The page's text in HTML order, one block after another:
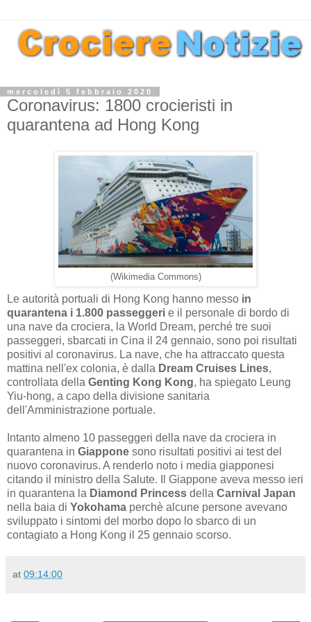
mercoledì 5 febbraio 2020
Coronavirus: 1800 crocieristi in
quarantena ad Hong Kong
(Wikimedia Commons)
Le autorità portuali di Hong Kong hanno messo in
quarantena i 1.800 passeggeri e il personale di bordo di
una nave da crociera, la World Dream, perché tre suoi
passeggeri, sbarcati in Cina il 24 gennaio, sono poi risultati
positivi al coronavirus. La nave, che ha attraccato questa
mattina nell'ex colonia, è dalla Dream Cruises Lines,
controllata della Genting Kong Kong, ha spiegato Leung
Yiu-hong, a capo della divisione sanitaria
dell'Amministrazione portuale.
Intanto almeno 10 passeggeri della nave da crociera in
quarantena in Giappone sono risultati positivi ai test del
nuovo coronavirus. A renderlo noto i media giapponesi
citando il ministro della Salute. Il Giappone aveva messo ieri
in quarantena la Diamond Princess della Carnival Japan
nella baia di Yokohama perchè alcune persone avevano
sviluppato i sintomi del morbo dopo lo sbarco di un
contagiato a Hong Kong il 25 gennaio scorso.
at 09:14:00